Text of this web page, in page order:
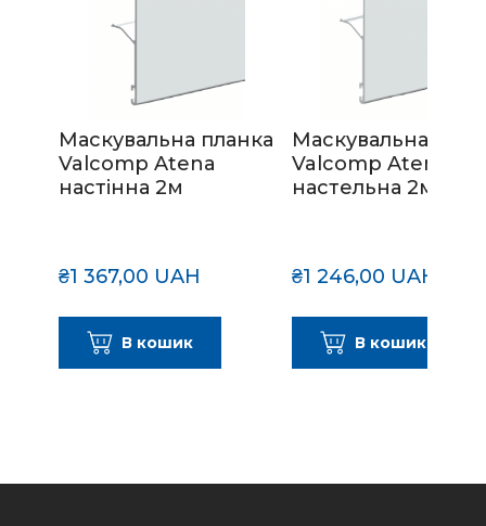
Маскувальна планка
Valcomp Atena
настінна 2м
₴1 367,00 UAH
В кошик
Маскувальна
Valcomp Atena
настельна 2м
₴1 246,00 UAH
В кошик